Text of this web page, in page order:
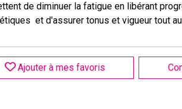
de diminuer la fatigue en libérant
et d'assurer tonus et vigueur tout
Ajouter à mes favoris